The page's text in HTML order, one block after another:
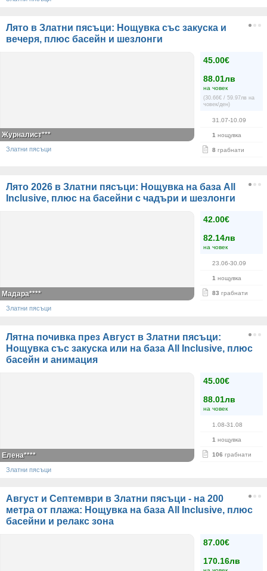
Лято в Златни пясъци: Нощувка със закуска и
вечеря, плюс басейн и шезлонги
45.00€
88.01лв
на човек
(30.66€ / 59.97лв на
човек/ден)
31.07-10.09
1 нощувка
8 грабнати
Журналист***
Златни пясъци
Лято 2026 в Златни пясъци: Нощувка на база All
Inclusive, плюс на басейни с чадъри и шезлонги
42.00€
82.14лв
на човек
23.06-30.09
1 нощувка
83 грабнати
Мадара****
Златни пясъци
Лятна почивка през Август в Златни пясъци:
Нощувка със закуска или на база All Inclusive, плюс
басейн и анимация
45.00€
88.01лв
на човек
1.08-31.08
1 нощувка
106 грабнати
Елена****
Златни пясъци
Август и Септември в Златни пясъци - на 200
метра от плажа: Нощувка на база All Inclusive, плюс
басейни и релакс зона
87.00€
170.16лв